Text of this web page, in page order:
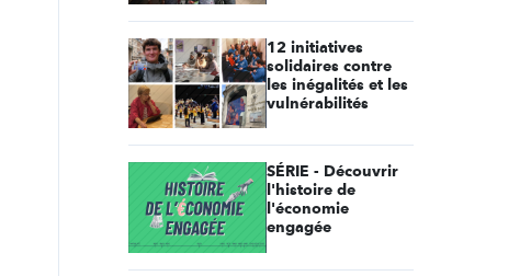
12 initiatives
solidaires contre
les inégalités et les
vulnérabilités
SÉRIE - Découvrir
l'histoire de
l'économie
engagée